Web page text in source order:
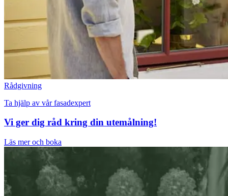
Rådgivning
Ta hjälp av vår fasadexpert
Vi ger dig råd kring din utemålning!
Läs mer och boka